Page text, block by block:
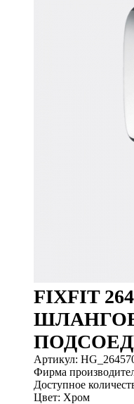
FIXFIT
Артикул:
Фирма
Доступное
Цвет: Хром